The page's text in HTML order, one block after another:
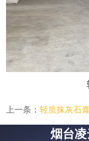
上一条： 轻质抹灰石
烟台